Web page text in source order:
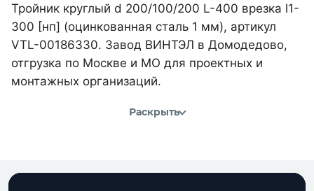
Тройник круглый d 200/100/200 L-400 врезка l1-
300 [нп] (оцинкованная сталь 1 мм), артикул
VTL-00186330. Завод ВИНТЭЛ в Домодедово,
отгрузка по Москве и МО для проектных и
монтажных организаций.
Раскрыть